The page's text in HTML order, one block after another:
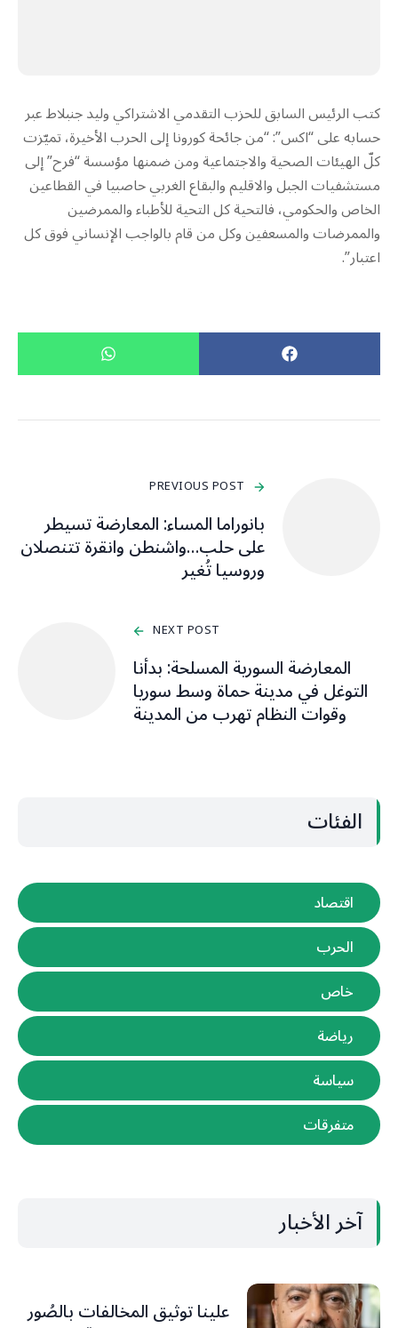
كتب الرئيس السابق للحزب التقدمي الاشتراكي وليد جنبلاط عبر
حسابه على “اكس”: “من جائحة كورونا إلى الحرب الأخيرة، تميّزت
كلّ الهيئات الصحية والاجتماعية ومن ضمنها مؤسسة “فرح” إلى
مستشفيات الجبل والاقليم والبقاع الغربي حاصبيا في القطاعين
الخاص والحكومي، فالتحية كل التحية للأطباء والممرضين
والممرضات والمسعفين وكل من قام بالواجب الإنساني فوق كل
اعتبار”.
PREVIOUS POST
بانوراما المساء: المعارضة تسيطر
على حلب…واشنطن وانقرة تتنصلان
وروسيا تُغير
NEXT POST
المعارضة السورية المسلحة: بدأنا
التوغل في مدينة حماة وسط سوريا
وقوات النظام تهرب من المدينة
الفئات
اقتصاد
الحرب
خاص
رياضة
سياسة
متفرقات
آخر الأخبار
علينا توثيق المخالفات بالصُور